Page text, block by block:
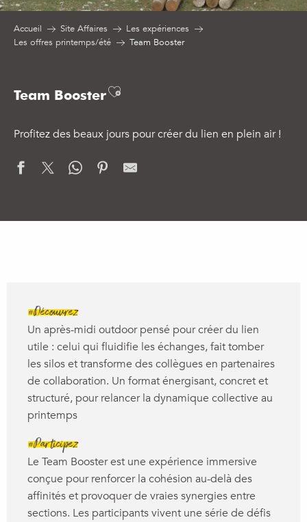
Accueil Site Affaires
Les expériences
Les offres printemps/été
Team Booster
Team BoosterAjouter aux favoris
Profitez des beaux jours pour créer du lien en plein air !
#Découvrez
Un après-midi outdoor pensé pour créer du lien
utile : celui qui fluidifie les échanges, fait tomber
les silos et transforme des collègues en partenaires
de collaboration. Un format énergisant, concret et
structuré, pour relancer la dynamique collective au
printemps
#Participez
Le Team Booster est une expérience immersive
conçue pour renforcer la cohésion au-delà des
affinités et provoquer de vraies synergies entre
sections. Les participants vivent une série de défis